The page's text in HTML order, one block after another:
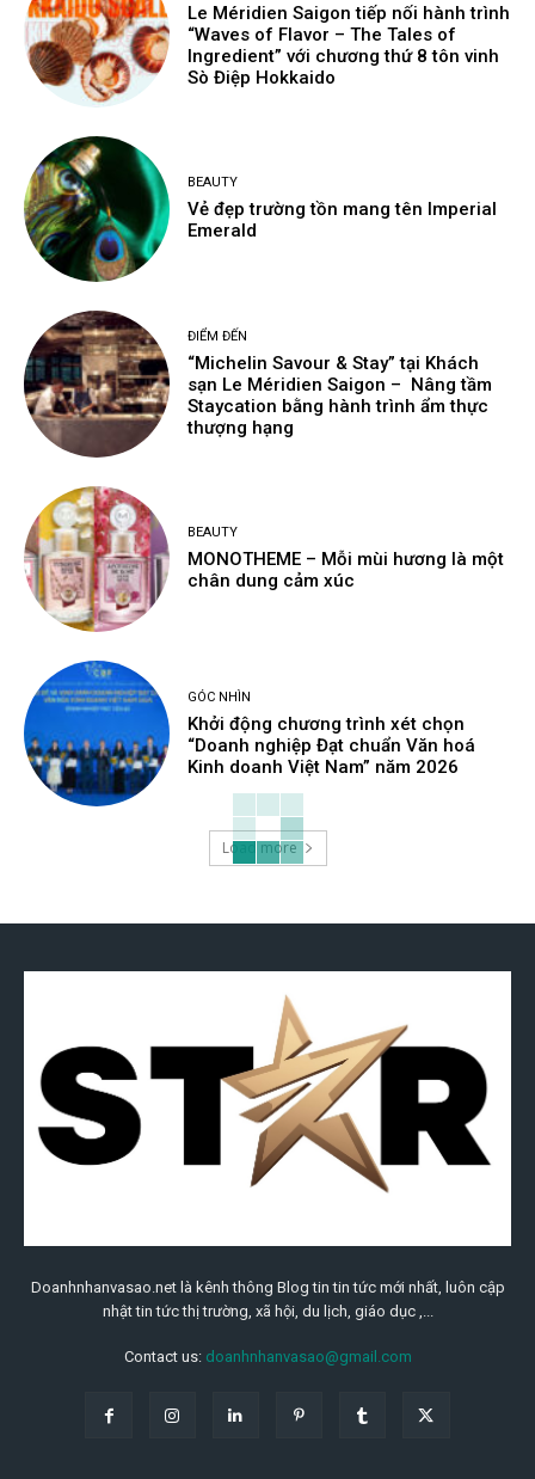
Le Méridien Saigon tiếp nối hành trình
“Waves of Flavor – The Tales of
Ingredient” với chương thứ 8 tôn vinh
Sò Điệp Hokkaido
BEAUTY
Vẻ đẹp trường tồn mang tên Imperial
Emerald
ĐIỂM ĐẾN
“Michelin Savour & Stay” tại Khách
sạn Le Méridien Saigon – Nâng tầm
Staycation bằng hành trình ẩm thực
thượng hạng
BEAUTY
MONOTHEME – Mỗi mùi hương là một
chân dung cảm xúc
GÓC NHÌN
Khởi động chương trình xét chọn
“Doanh nghiệp Đạt chuẩn Văn hoá
Kinh doanh Việt Nam” năm 2026
Load more
Doanhnhanvasao.net là kênh thông Blog tin tin tức mới nhất, luôn cập
nhật tin tức thị trường, xã hội, du lịch, giáo dục ,...
Contact us: doanhnhanvasao@gmail.com